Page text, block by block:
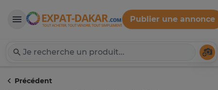
Expat-Dakar
Publier une annonce
Précédent